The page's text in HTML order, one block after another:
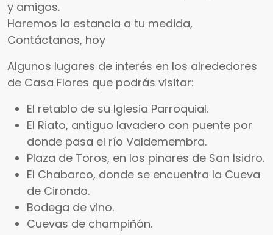
y amigos.
Haremos la estancia a tu medida,
Contáctanos, hoy
Algunos lugares de interés en los alrededores
de Casa Flores que podrás visitar:
El retablo de su Iglesia Parroquial.
El Riato, antiguo lavadero con puente por
donde pasa el río Valdemembra.
Plaza de Toros, en los pinares de San Isidro.
El Chabarco, donde se encuentra la Cueva
de Cirondo.
Bodega de vino.
Cuevas de champiñón.